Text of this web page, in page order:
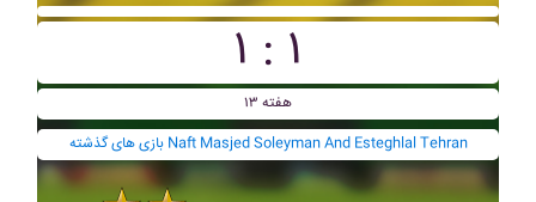
۱ : ۱
هفته ۱۳
بازی های گذشته Naft Masjed Soleyman And Esteghlal Tehran